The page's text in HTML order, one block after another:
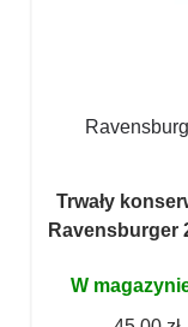
Trwały
Ravensburger
W